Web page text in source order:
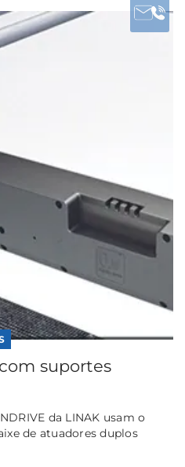
suportes
da LINAK usam o
de atuadores duplos